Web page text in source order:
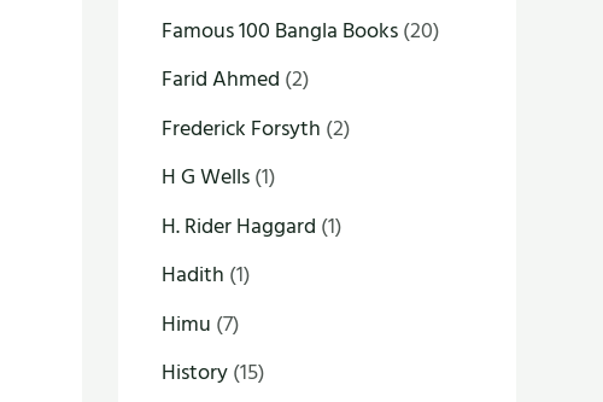
Famous 100 Bangla Books(20)
Farid Ahmed (2)
Frederick Forsyth (2)
H G Wells(1)
H. Rider Haggard (1)
Hadith (1)
Himu (7)
History(15)